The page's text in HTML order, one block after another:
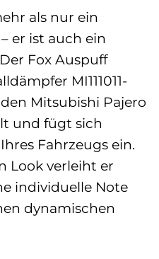
als nur ein
er ist auch ein
Fox Auspuff
MI111011-
Mitsubishi Pajero
und fügt sich
Fahrzeugs ein.
Look verleiht er
individuelle Note
dynamischen